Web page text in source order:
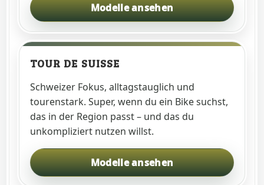
Modelle ansehen
TOUR DE SUISSE
Schweizer Fokus, alltagstauglich und
tourenstark. Super, wenn du ein Bike suchst,
das in der Region passt – und das du
unkompliziert nutzen willst.
Modelle ansehen